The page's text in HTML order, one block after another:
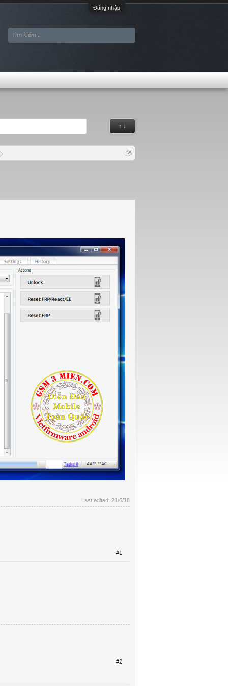
Đăng nhập
↑ ↓
Last edited: 21/6/18
#1
#2